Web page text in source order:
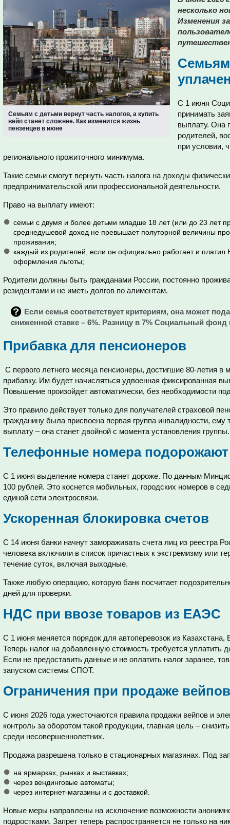
Семьям с детьми вернут часть налогов, а купить
вейп станет сложнее. Как изменится жизнь
пензенцев в июне
несколько
Изменения
Семьям
С 1 июня
принимать
выплату. Она
родителей,
при условии,
регионального прожиточного минимума.
Такие семьи смогут вернуть часть налога на доходы
предпринимательской или профессиональной деятельности.
Право на выплату имеют:
семьи с двумя и более детьми младше 18 лет (или до 23 лет
среднедушевой доход не превышает полуторной величины
проживания;
каждый из родителей, если он официально работает и
оформления льготы;
Родители должны быть гражданами России, постоянно
резидентами и не иметь долгов по алиментам.
Если семья соответствует критериям, она может
сниженной ставке – 6%. Разницу в 7% Социальный фонд
Прибавка для пенсионеров
С первого летнего месяца пенсионеры, достигшие 80-летия в
прибавку. Им будет начисляться удвоенная фиксированная
Повышение произойдет автоматически, без необходимости
Это правило действует только для получателей страховой
гражданину была присвоена первая группа инвалидности,
выплату – она станет двойной с момента установления группы.
Телефонные номера подорожают
С 1 июня выделение номера станет дороже. По данным
100 рублей. Это коснется мобильных, городских номеров в
единой сети электросвязи.
Ускоренная блокировка счетов
С 14 июня банки начнут замораживать счета лиц из реестра
человека включили в список причастных к экстремизму или
течение суток, включая выходные.
Также любую операцию, которую банк посчитает
дней для проверки.
НДС при ввозе товаров из ЕАЭС
С 1 июня меняется порядок для автоперевозок из Казахстана,
Теперь налог на добавленную стоимость требуется уплатить
Если не предоставить данные и не оплатить налог заранее,
запуском системы СПОТ.
Ограничения при продаже вейпов
С июня 2026 года ужесточаются правила продажи вейпов и
контроль за оборотом такой продукции, главная цель –
среди несовершеннолетних.
Продажа разрешена только в стационарных магазинах. Под
на ярмарках, рынках и выставках;
через вендинговые автоматы;
через интернет-магазины и с доставкой.
Новые меры направлены на исключение возможности
подростками. Запрет теперь распространяется не только на